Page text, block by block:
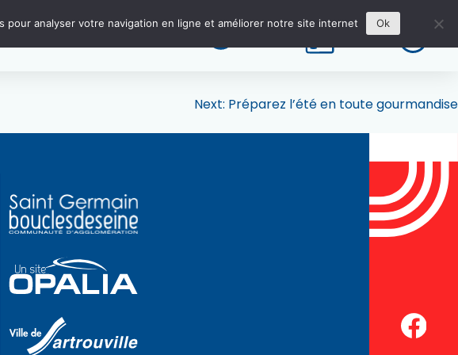
Next: Préparez l’été en toute gourmandise
analyser votre navigation en ligne et améliorer notre site internet Ok